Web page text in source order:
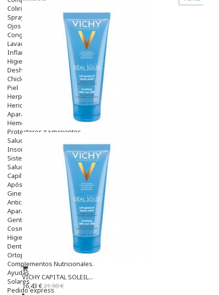
Colirios
Sprays
Ojos Y Oidos
Congestión
Lavado Ojos
Inflamación Del Oido (otitis)
Higiene Oido
Deshabituación Tabaquismo
Chicles
Piel
Herpes Y Hongos
Heridas Y úlceras
Aparato Genital
Hemorroides
Protectores Y Emolientes
Salud
Insomnio
Sistema Nervioso
Salud Bucodental
Capilar
Apósitos
Ginecología
Anticonceptivos
Aparato Genital
Gente Mayor
Cosmética
Higiene
Dentales
Ortopedia
Complementos Nutricionales.
Ayudas
Solares
Pedido express
VICHY CAPITAL SOLEIL...
16,43 €21,90 €